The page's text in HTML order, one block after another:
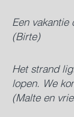
Een vakantie
(Birte)
Het strand
lopen. We
(Malte en